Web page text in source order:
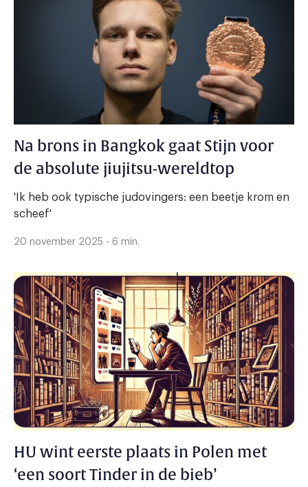
Na brons in Bangkok gaat Stijn voor
de absolute jiujitsu-wereldtop
'Ik heb ook typische judovingers: een beetje krom en
scheef'
20 november 2025 - 6 min.
HU wint eerste plaats in Polen met
‘een soort Tinder in de bieb’